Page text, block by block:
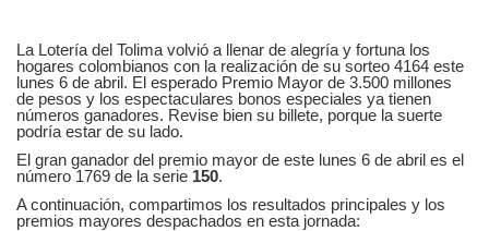
La Lotería del Tolima volvió a llenar de alegría y fortuna los
hogares colombianos con la realización de su sorteo 4164 este
lunes 6 de abril. El esperado Premio Mayor de 3.500 millones
de pesos y los espectaculares bonos especiales ya tienen
números ganadores. Revise bien su billete, porque la suerte
podría estar de su lado.
El gran ganador del premio mayor de este lunes 6 de abril es el
número 1769 de la serie 150.
A continuación, compartimos los resultados principales y los
premios mayores despachados en esta jornada: